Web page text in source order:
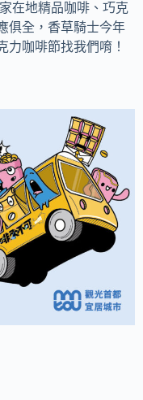
在地精品咖啡、巧克
俱全，香草騎士今年
力咖啡節找我們唷！